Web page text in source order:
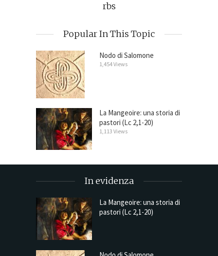
rbs
Popular In This Topic
Nodo di Salomone
1,454 Views
La Mangeoire: una storia di
pastori (Lc 2,1-20)
1,113 Views
In evidenza
La Mangeoire: una storia di
pastori (Lc 2,1-20)